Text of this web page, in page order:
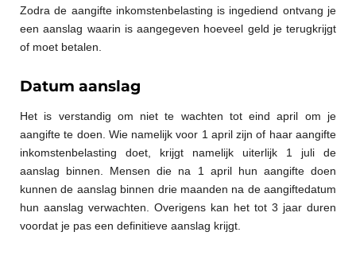
Zodra de aangifte inkomstenbelasting is ingediend ontvang je
een aanslag waarin is aangegeven hoeveel geld je terugkrijgt
of moet betalen.
Datum aanslag
Het is verstandig om niet te wachten tot eind april om je
aangifte te doen. Wie namelijk voor 1 april zijn of haar aangifte
inkomstenbelasting doet, krijgt namelijk uiterlijk 1 juli de
aanslag binnen. Mensen die na 1 april hun aangifte doen
kunnen de aanslag binnen drie maanden na de aangiftedatum
hun aanslag verwachten. Overigens kan het tot 3 jaar duren
voordat je pas een definitieve aanslag krijgt.